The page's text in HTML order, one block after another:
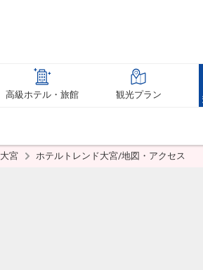
高級ホテル・旅館 観光プラン
大宮 ホテルトレンド大宮/地図・アクセス